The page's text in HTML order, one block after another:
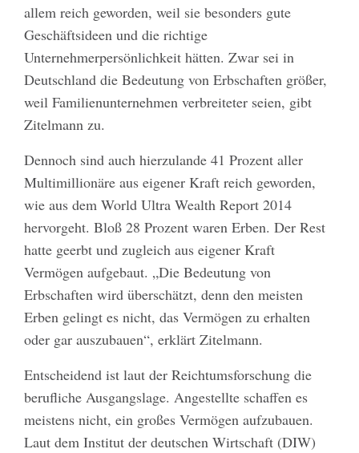
allem reich geworden, weil sie besonders gute
Geschäftsideen und die richtige
Unternehmerpersönlichkeit hätten. Zwar sei in
Deutschland die Bedeutung von Erbschaften größer,
weil Familienunternehmen verbreiteter seien, gibt
Zitelmann zu.
Dennoch sind auch hierzulande 41 Prozent aller
Multimillionäre aus eigener Kraft reich geworden,
wie aus dem World Ultra Wealth Report 2014
hervorgeht. Bloß 28 Prozent waren Erben. Der Rest
hatte geerbt und zugleich aus eigener Kraft
Vermögen aufgebaut. „Die Bedeutung von
Erbschaften wird überschätzt, denn den meisten
Erben gelingt es nicht, das Vermögen zu erhalten
oder gar auszubauen“, erklärt Zitelmann.
Entscheidend ist laut der Reichtumsforschung die
berufliche Ausgangslage. Angestellte schaffen es
meistens nicht, ein großes Vermögen aufzubauen.
Laut dem Institut der deutschen Wirtschaft (DIW)